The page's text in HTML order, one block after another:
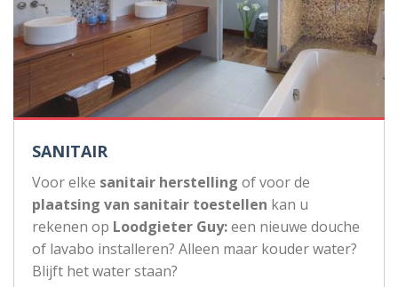
SANITAIR
Voor elke sanitair herstelling of voor de
plaatsing van sanitair toestellen kan u
rekenen op Loodgieter Guy:een nieuwe douche
of lavabo installeren? Alleen maar kouder water?
Blijft het water staan?